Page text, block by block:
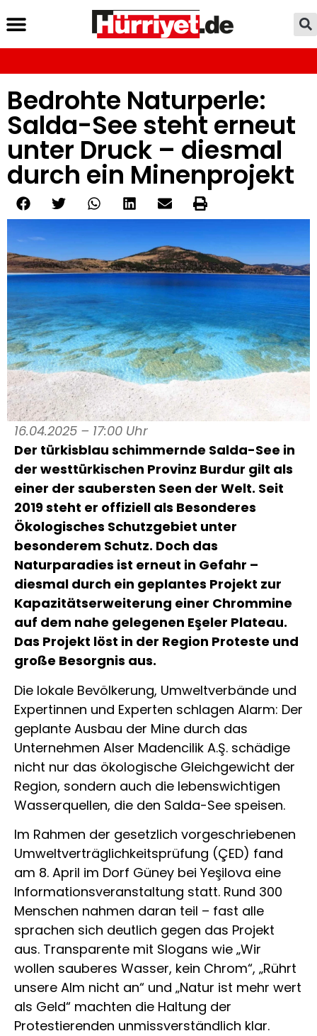
Bedrohte Naturperle:
Salda-See steht erneut
unter Druck – diesmal
durch ein Minenprojekt
16.04.2025 – 17:00 Uhr
Der türkisblau schimmernde Salda-See in
der westtürkischen Provinz Burdur gilt als
einer der saubersten Seen der Welt. Seit
2019 steht er offiziell als Besonderes
Ökologisches Schutzgebiet unter
besonderem Schutz. Doch das
Naturparadies ist erneut in Gefahr –
diesmal durch ein geplantes Projekt zur
Kapazitätserweiterung einer Chrommine
auf dem nahe gelegenen Eşeler Plateau.
Das Projekt löst in der Region Proteste und
große Besorgnis aus.
Die lokale Bevölkerung, Umweltverbände und
Expertinnen und Experten schlagen Alarm: Der
geplante Ausbau der Mine durch das
Unternehmen Alser Madencilik A.Ş. schädige
nicht nur das ökologische Gleichgewicht der
Region, sondern auch die lebenswichtigen
Wasserquellen, die den Salda-See speisen.
Im Rahmen der gesetzlich vorgeschriebenen
Umweltverträglichkeitsprüfung (ÇED) fand
am 8. April im Dorf Güney bei Yeşilova eine
Informationsveranstaltung statt. Rund 300
Menschen nahmen daran teil – fast alle
sprachen sich deutlich gegen das Projekt
aus. Transparente mit Slogans wie „Wir
wollen sauberes Wasser, kein Chrom“, „Rührt
unsere Alm nicht an“ und „Natur ist mehr wert
als Geld“ machten die Haltung der
Protestierenden unmissverständlich klar.